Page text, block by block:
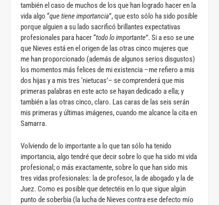
también el caso de muchos de los que han logrado hacer en la
vida algo “que tiene importancia”, que esto sólo ha sido posible
porque alguien a su lado sacrificó brillantes expectativas
profesionales para hacer “todo lo importante”. Si a eso se une
que Nieves está en el origen de las otras cinco mujeres que
me han proporcionado (además de algunos serios disgustos)
los momentos más felices de mi existencia –me refiero a mis
dos hijas y a mis tres ‘nietucas’– se comprenderá que mis
primeras palabras en este acto se hayan dedicado a ella; y
también a las otras cinco, claro. Las caras de las seis serán
mis primeras y últimas imágenes, cuando me alcance la cita en
Samarra.
Volviendo de lo importante a lo que tan sólo ha tenido
importancia, algo tendré que decir sobre lo que ha sido mi vida
profesional; o más exactamente, sobre lo que han sido mis
tres vidas profesionales: la de profesor, la de abogado y la de
Juez. Como es posible que detectéis en lo que sigue algún
punto de soberbia (la lucha de Nieves contra ese defecto mío